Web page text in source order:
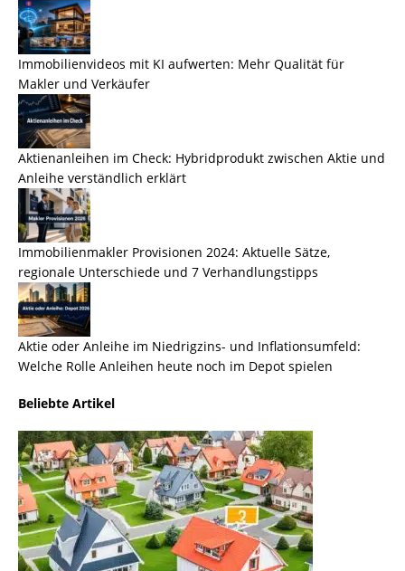
Immobilienvideos mit KI aufwerten: Mehr Qualität für
Makler und Verkäufer
Aktienanleihen im Check: Hybridprodukt zwischen Aktie und
Anleihe verständlich erklärt
Immobilienmakler Provisionen 2024: Aktuelle Sätze,
regionale Unterschiede und 7 Verhandlungstipps
Aktie oder Anleihe im Niedrigzins- und Inflationsumfeld:
Welche Rolle Anleihen heute noch im Depot spielen
Beliebte Artikel